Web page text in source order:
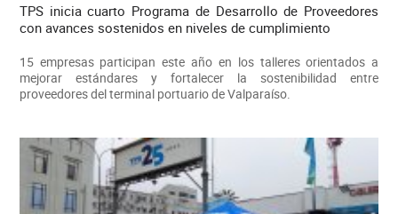
TPS inicia cuarto Programa de Desarrollo de Proveedores
con avances sostenidos en niveles de cumplimiento
15 empresas participan este año en los talleres orientados a
mejorar estándares y fortalecer la sostenibilidad entre
proveedores del terminal portuario de Valparaíso.